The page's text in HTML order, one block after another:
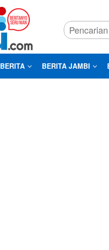
BERITA BERITA JAMBI